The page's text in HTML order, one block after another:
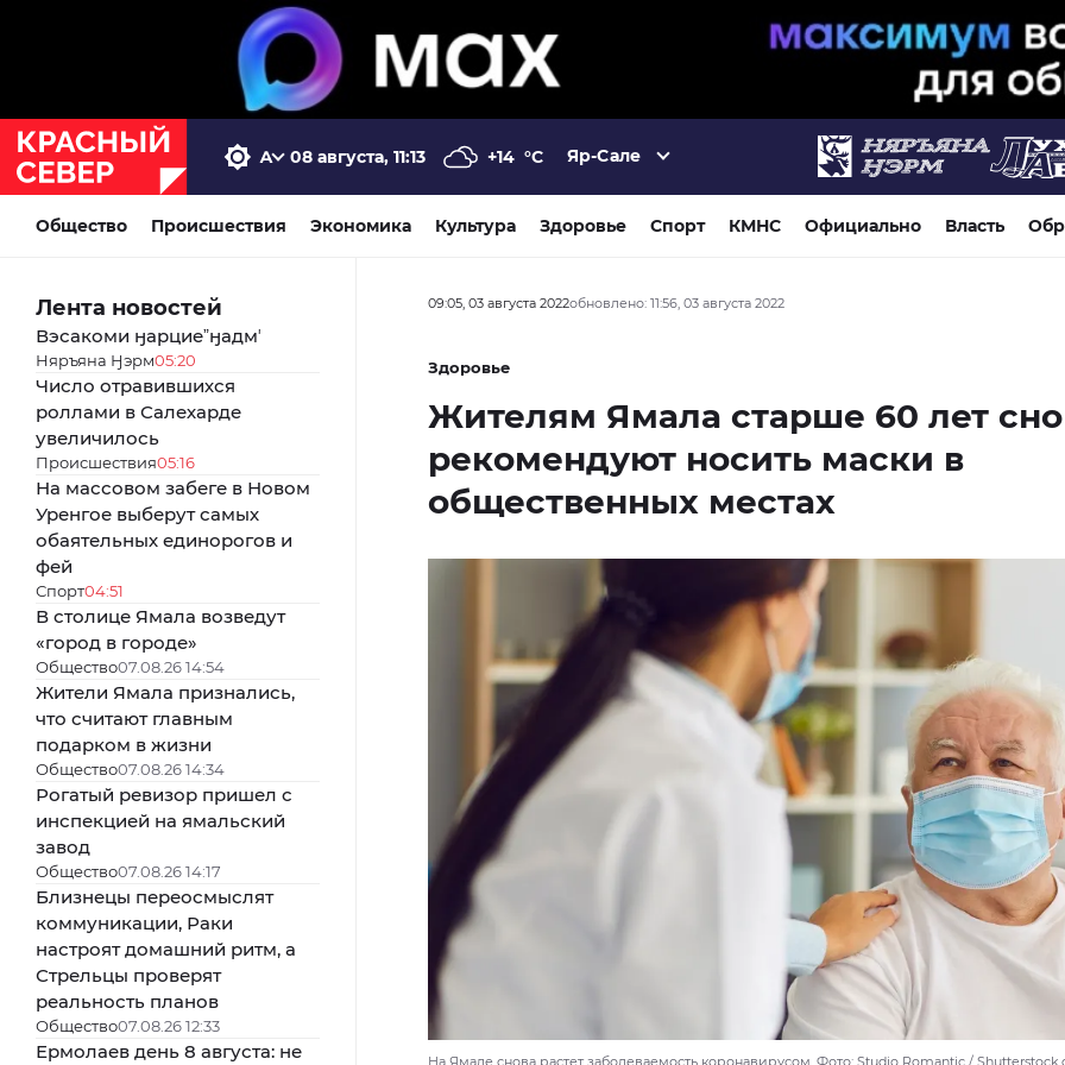
08 августа, 11:13 +14 °C Яр-Сале
Общество Происшествия Экономика Культура Здоровье Спорт КМНС Официально Власть
Лента новостей
Вэсакоми ӈарциеˮӈадмʼ
Няръяна Ӈэрм05:20
Число отравившихся
роллами в Салехарде
увеличилось
Происшествия05:16
На массовом забеге в Новом
Уренгое выберут самых
обаятельных единорогов и
фей
Спорт04:51
В столице Ямала возведут
«город в городе»
Общество07.08.26 14:54
Жители Ямала признались,
что считают главным
подарком в жизни
Общество07.08.26 14:34
Рогатый ревизор пришел с
инспекцией на ямальский
завод
Общество07.08.26 14:17
Близнецы переосмыслят
коммуникации, Раки
настроят домашний ритм, а
Стрельцы проверят
реальность планов
Общество07.08.26 12:33
Ермолаев день 8 августа: не
09:05, 03 августа 2022обновлено: 11:56, 03 августа 2022
Здоровье
Жителям Ямала старше 60 лет
рекомендуют носить маски в
общественных местах
На Ямале снова растет заболеваемость коронавирусом. Фото: Studio Romantic /